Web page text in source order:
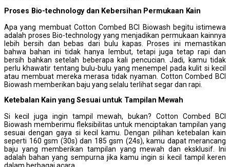
Proses Bio-technology dan Kebersihan Permukaan Kain
Apa yang membuat Cotton Combed BCI Biowash begitu istimewa
adalah proses Bio-technology yang menjadikan permukaan kainnya
lebih bersih dan bebas dari bulu kapas. Proses ini memastikan
bahwa bahan ini tidak hanya lembut, tetapi juga tetap rapi dan
bersih bahkan setelah beberapa kali pencucian. Jadi, kamu tidak
perlu khawatir tentang bulu-bulu yang menempel pada kulit si kecil
atau membuat mereka merasa tidak nyaman. Cotton Combed BCI
Biowash memberikan baju yang selalu terlihat segar dan rapi.
Ketebalan Kain yangSesuai untuk Tampilan M ewah
Si kecil juga ingin tampil mewah, bukan? Cotton Combed BCI
Biowash memberimu fleksibilitas untuk menciptakan tampilan yang
sesuai dengan gaya si kecil kamu. Dengan pilihan ketebalan kain
seperti 160 gsm (30s) dan 185 gsm (24s), kamu dapat merancang
baju yang memberikan tampilan yang mewah dan eksklusif. Ini
adalah bahan yang sempurna jika kamu ingin si kecil tampil keren
dalam berbagai acara.